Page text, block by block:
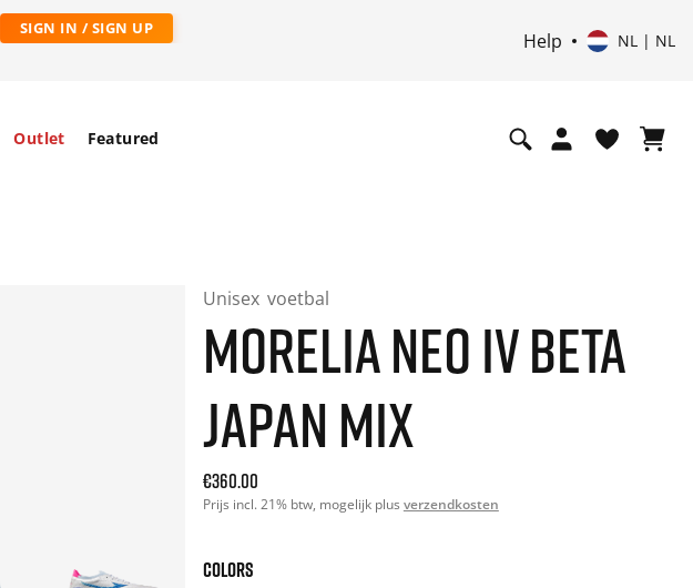
SIGN IN / SIGN UP
Help NL | NL
Outlet Featured
Unisex voetbal
MORELIA NEO IV BETA
JAPAN MIX
Current price: 360.00. Prijs incl. 21% btw and possibly
€360.00
Prijs incl. 21% btw, mogelijk plus verzendkosten
COLORS